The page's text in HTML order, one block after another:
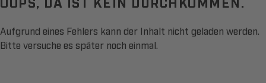
Aufgrund eines Fehlers kann der Inhalt nicht geladen werden.
Bitte versuche es später noch einmal.